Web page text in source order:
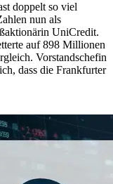
doppelt so viel
nun als
UniCredit.
auf 898 Millionen
Vorstandschefin
dass die Frankfurter